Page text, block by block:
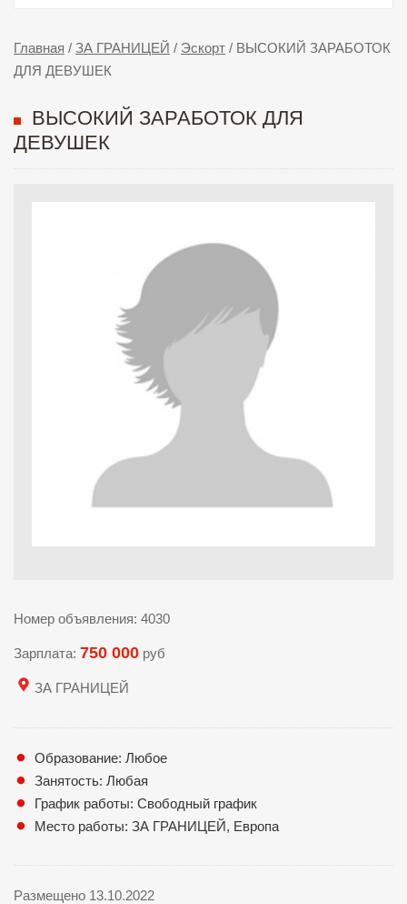
Главная / ЗА ГРАНИЦЕЙ / Эскорт / ВЫСОКИЙ ЗАРАБОТОК
ДЛЯ ДЕВУШЕК
ВЫСОКИЙ ЗАРАБОТОК ДЛЯ
ДЕВУШЕК
Номер объявления: 4030
Зарплата: 750 000 руб
ЗА ГРАНИЦЕЙ
Образование: Любое
Занятость: Любая
График работы: Свободный график
Место работы: ЗА ГРАНИЦЕЙ, Европа
Размещено 13.10.2022